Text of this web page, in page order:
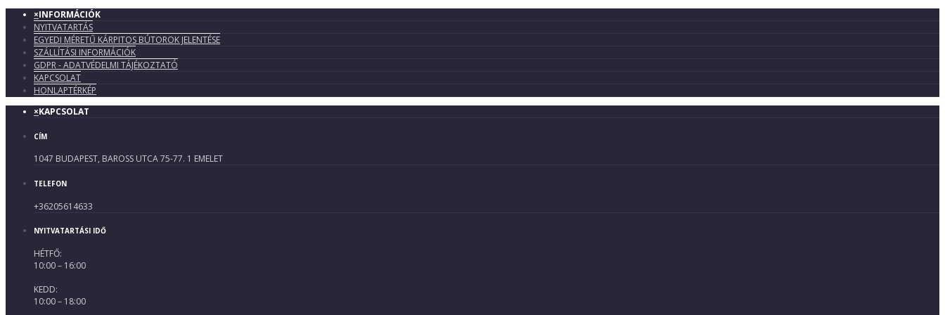
×INFORMÁCIÓK
NYITVATARTÁS
EGYEDI MÉRETŰ KÁRPITOS BÚTOROK JELENTÉSE
SZÁLLÍTÁSI INFORMÁCIÓK
GDPR - ADATVÉDELMI TÁJÉKOZTATÓ
KAPCSOLAT
HONLAPTÉRKÉP
×KAPCSOLAT
CÍM
1047 BUDAPEST, BAROSS UTCA 75-77. 1 EMELET
TELEFON
+36205614633
NYITVATARTÁSI IDŐ
HÉTFŐ:
10:00 – 16:00
KEDD:
10:00 – 18:00